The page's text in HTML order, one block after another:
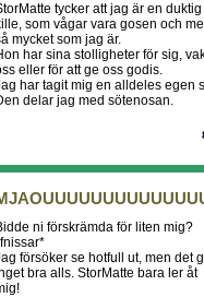
tycker att jag är en duktig
som vågar vara gosen och
mycket som jag är.
har sina stolligheter för sig,
eller för att ge oss godis.
har tagit mig en alldeles egen
delar jag med sötenosan.
ni förskrämda för liten mig?
försöker se hotfull ut, men det
bra alls. StorMatte bara ler åt